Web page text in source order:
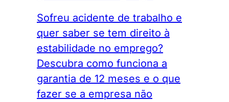
Sofreu acidente de trabalho e
quer saber se tem direito à
estabilidade no emprego?
Descubra como funciona a
garantia de 12 meses e o que
fazer se a empresa não